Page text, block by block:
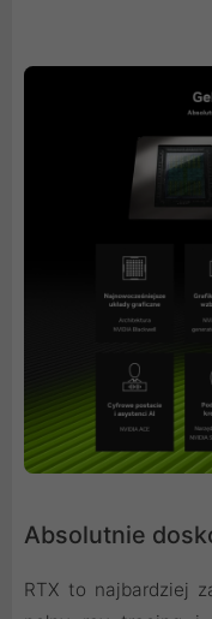
Absolutnie
RTX to najbardziej